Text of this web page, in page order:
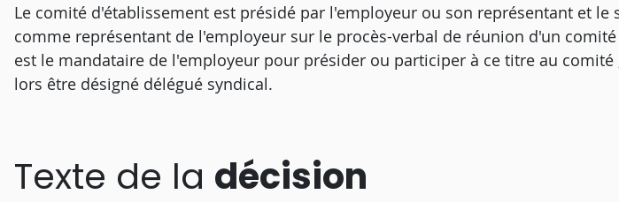
Le comité d'établissement est présidé par l'employeur ou son représentant et le
comme représentant de l'employeur sur le procès-verbal de réunion d'un
est le mandataire de l'employeur pour présider ou participer à ce titre au comité
lors être désigné délégué syndical.
Texte de la décision